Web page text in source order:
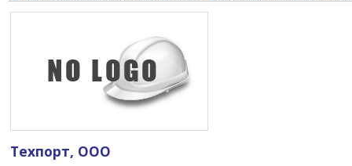
Техпорт, ООО